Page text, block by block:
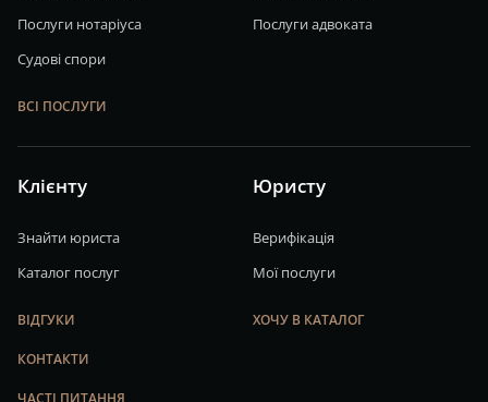
Послуги нотаріуса
Послуги адвоката
Судові спори
ВСІ ПОСЛУГИ
Клієнту
Знайти юриста
Каталог послуг
ВІДГУКИ
КОНТАКТИ
Юристу
Верифікація
Мої послуги
ХОЧУ В КАТАЛОГ